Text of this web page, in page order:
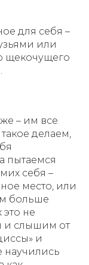
для себя –
или
щекочущего
– им все
делаем,
пытаемся
себя –
место, или
больше
не
и слышим от
и
научились